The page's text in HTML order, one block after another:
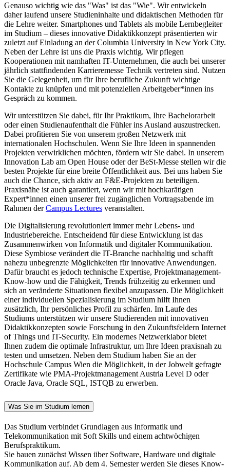
Genauso wichtig wie das "Was" ist das "Wie". Wir entwickeln
daher laufend unsere Studieninhalte und didaktischen Methoden für
die Lehre weiter. Smartphones und Tablets als mobile Lernbegleiter
im Studium – dieses innovative Didaktikkonzept präsentierten wir
zuletzt auf Einladung an der Columbia University in New York City.
Neben der Lehre ist uns die Praxis wichtig. Wir pflegen
Kooperationen mit namhaften IT-Unternehmen, die auch bei unserer
jährlich stattfindenden Karrieremesse Technik vertreten sind. Nutzen
Sie die Gelegenheit, um für Ihre berufliche Zukunft wichtige
Kontakte zu knüpfen und mit potenziellen Arbeitgeber*innen ins
Gespräch zu kommen.
Wir unterstützen Sie dabei, für Ihr Praktikum, Ihre Bachelorarbeit
oder einen Studienaufenthalt die Fühler ins Ausland auszustrecken.
Dabei profitieren Sie von unserem großen Netzwerk mit
internationalen Hochschulen. Wenn Sie Ihre Ideen in spannenden
Projekten verwirklichen möchten, fördern wir Sie dabei. In unserem
Innovation Lab am Open House oder der BeSt-Messe stellen wir die
besten Projekte für eine breite Öffentlichkeit aus. Bei uns haben Sie
auch die Chance, sich aktiv an F&E-Projekten zu beteiligen.
Praxisnähe ist auch garantiert, wenn wir mit hochkarätigen
Expert*innen einen unserer frei zugänglichen Vortragsabende im
Rahmen derCampus Lectures veranstalten.
Die Digitalisierung revolutioniert immer mehr Lebens- und
Industriebereiche. Entscheidend für diese Entwicklung ist das
Zusammenwirken von Informatik und digitaler Kommunikation.
Diese Symbiose verändert die IT-Branche nachhaltig und schafft
nahezu unbegrenzte Möglichkeiten für innovative Anwendungen.
Dafür braucht es jedoch technische Expertise, Projektmanagement-
Know-how und die Fähigkeit, Trends frühzeitig zu erkennen und
sich an veränderte Situationen flexibel anzupassen. Die Möglichkeit
einer individuellen Spezialisierung im Studium hilft Ihnen
zusätzlich, Ihr persönliches Profil zu schärfen. Im Laufe des
Studiums unterstützen wir unsere Studierenden mit innovativen
Didaktikkonzepten sowie Forschung in den Zukunftsfeldern Internet
of Things und IT-Security. Ein modernes Netzwerklabor bietet
Ihnen zudem die optimale Infrastruktur, um Ihre Ideen praxisnah zu
testen und umsetzen. Neben dem Studium haben Sie an der
Hochschule Campus Wien die Möglichkeit, in der Jobwelt gefragte
Zertifikate wie PMA-Projektmanagement Austria Level D oder
Oracle Java, Oracle SQL, ISTQB zu erwerben.
Was Sie im Studium lernen
Das Studium verbindet Grundlagen aus Informatik und
Telekommunikation mit Soft Skills und einem achtwöchigen
Berufspraktikum.
Sie bauen zunächst Wissen über Software, Hardware und digitale
Kommunikation auf. Ab dem 4. Semester werden Sie dieses Know-